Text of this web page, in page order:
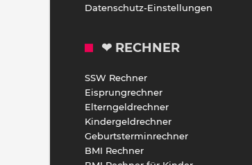
Datenschutz-Einstellungen
❤ RECHNER
SSW Rechner
Eisprungrechner
Elterngeldrechner
Kindergeldrechner
Geburtsterminrechner
BMI Rechner